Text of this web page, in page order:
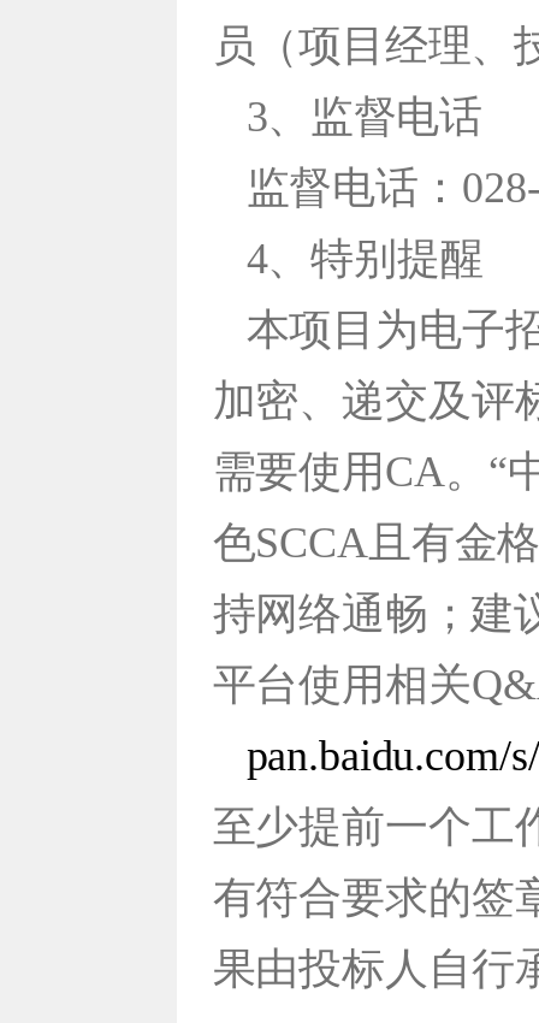
员（项目经理、
3、监督电话
监督电话：
4、特别提醒
本项目为电子
加密、递交及评
需要使用CA。“
色SCCA且有金
持网络通畅；建
平台使用相关
至少提前一个工
有符合要求的签
果由投标人自行